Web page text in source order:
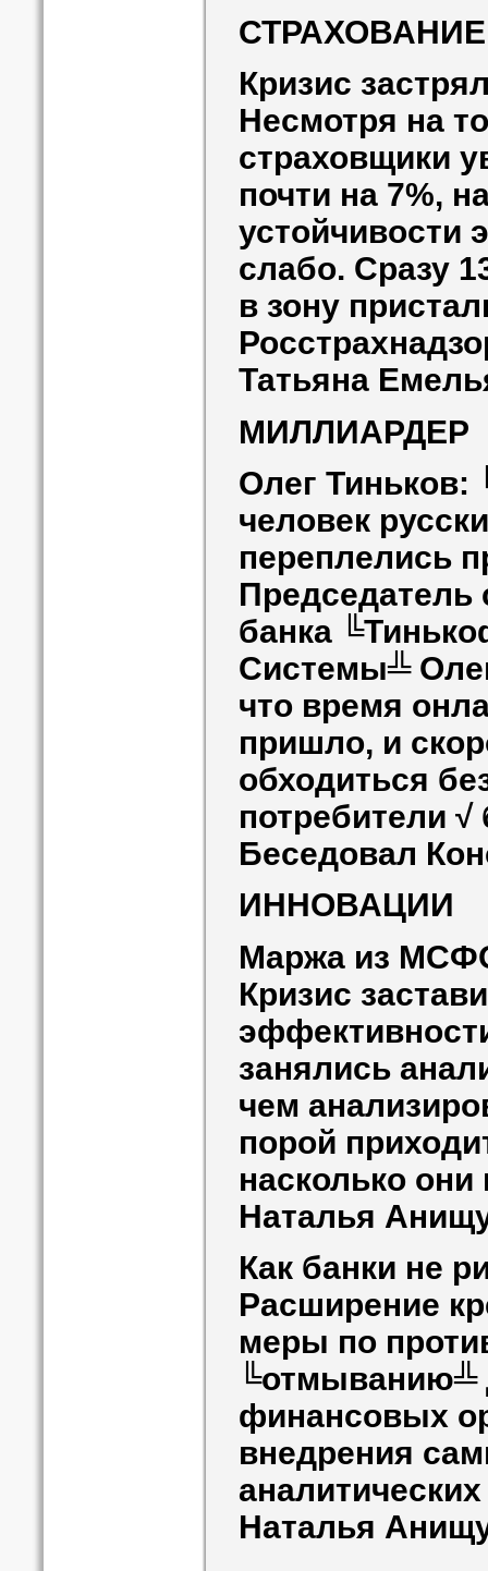
СТРАХОВАНИЕ
Кризис
Несмотря на
страховщики
почти на 7%,
устойчивости
слабо. Сразу
в зону
Татьяна
МИЛЛИАРДЕР
Олег Тиньков:
человек
переплелись
Председатель
банка
Системы╩
что время
пришло, и
обходиться
потребители √
Беседовал
ИННОВАЦИИ
Маржа из
Кризис
занялись
чем
порой
насколько
Наталья
Как банки не
Расширение
меры по
╚отмыванию╩
финансовых
внедрения
Наталья